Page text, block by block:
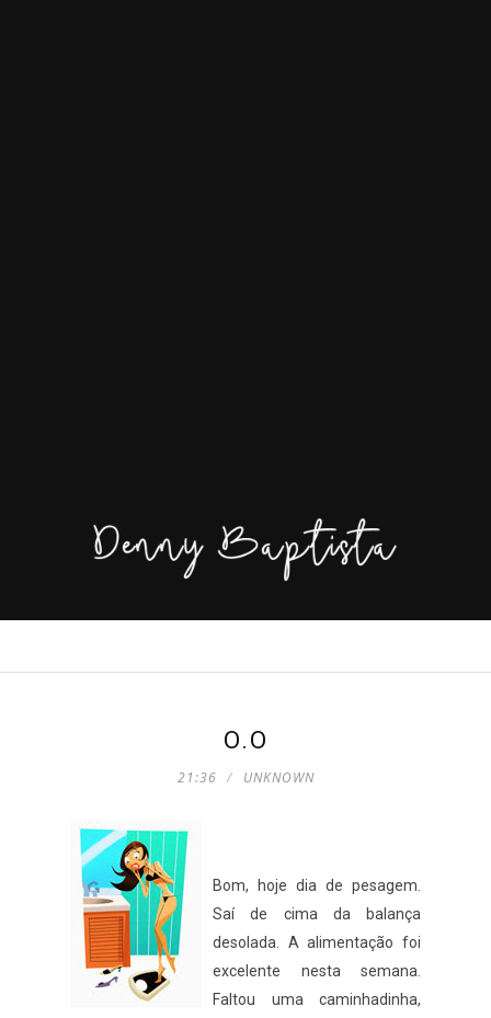
O.O
21:36 UNKNOWN
Bom, hoje dia de pesagem.
Saí de cima da balança
desolada. A alimentação foi
excelente nesta semana.
Faltou uma caminhadinha,